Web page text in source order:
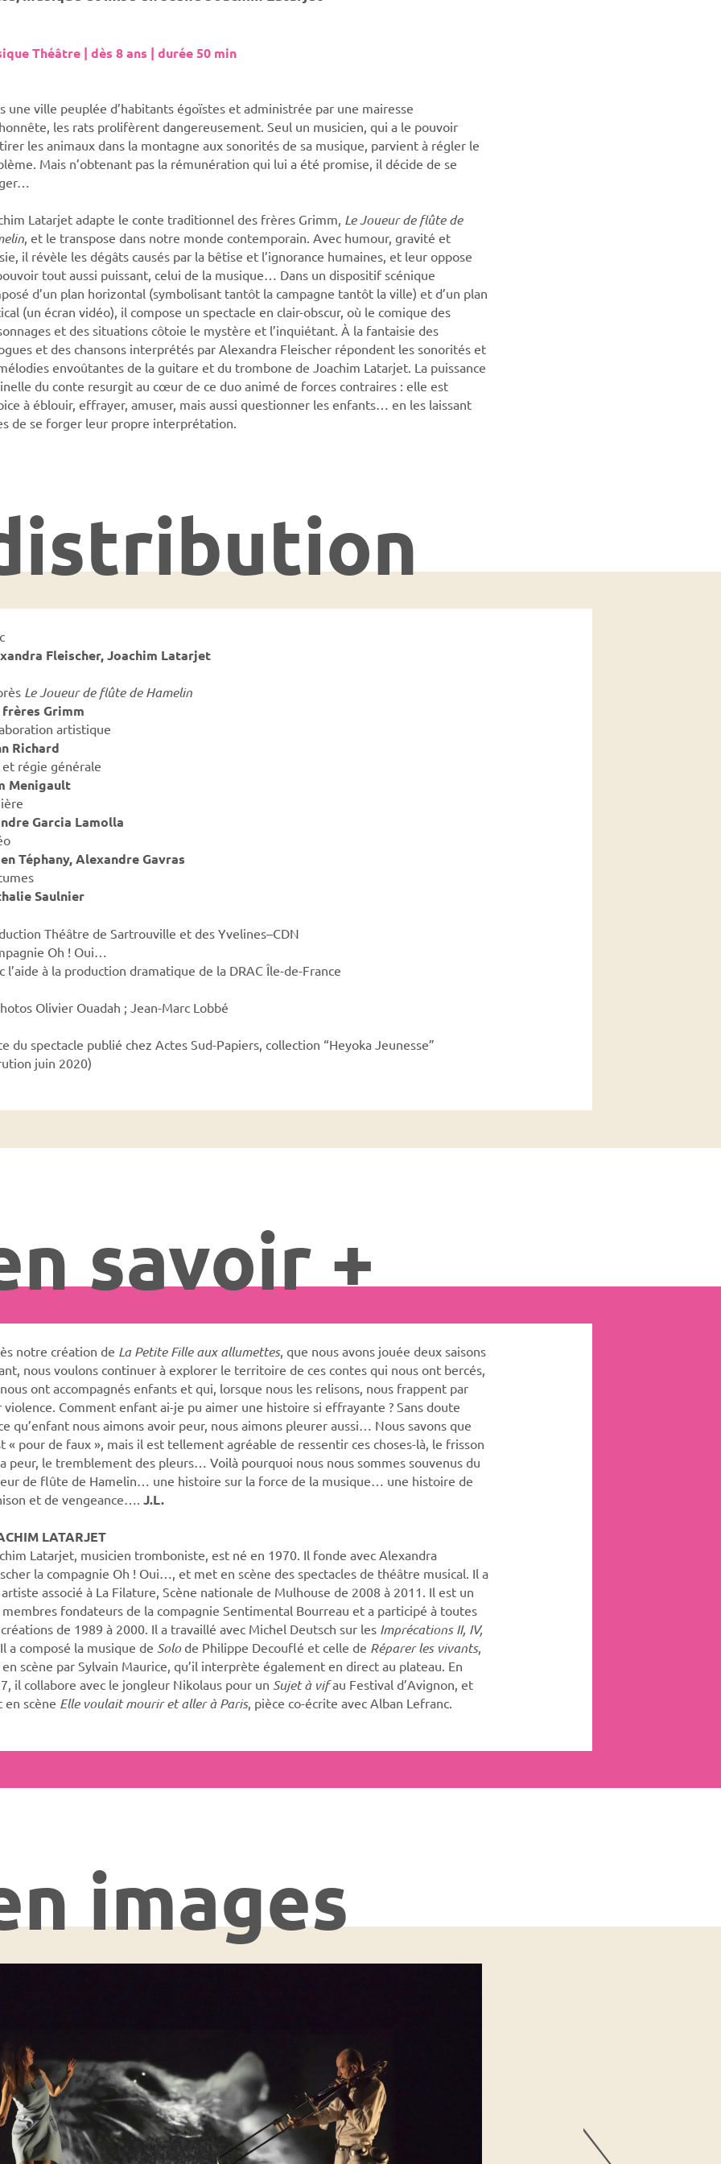
Théâtre | dès 8 ans | durée 50 min
une ville peuplée d’habitants égoïstes et administrée par une mairesse
les rats prolifèrent dangereusement. Seul un musicien, qui a le pouvoir
les animaux dans la montagne aux sonorités de sa musique, parvient à régler le
Mais n’obtenant pas la rémunération qui lui a été promise, il décide de se
Latarjet adapte le conte traditionnel des frères Grimm, Le Joueur de flûte de
, et le transpose dans notre monde contemporain. Avec humour, gravité et
il révèle les dégâts causés par la bêtise et l’ignorance humaines, et leur oppose
tout aussi puissant, celui de la musique… Dans un dispositif scénique
d’un plan horizontal (symbolisant tantôt la campagne tantôt la ville) et d’un plan
(un écran vidéo), il compose un spectacle en clair-obscur, où le comique des
et des situations côtoie le mystère et l’inquiétant. À la fantaisie des
et des chansons interprétés par Alexandra Fleischer répondent les sonorités et
envoûtantes de la guitare et du trombone de Joachim Latarjet. La puissance
du conte resurgit au cœur de ce duo animé de forces contraires : elle est
à éblouir, effrayer, amuser, mais aussi questionner les enfants… en les laissant
de se forger leur propre interprétation.
Fleischer, Joachim Latarjet
Le Joueur de flûte de Hamelin
frères Grimm
artistique
Richard
et régie générale
Menigault
Garcia Lamolla
Téphany, Alexandre Gavras
Saulnier
Théâtre de Sartrouville et des Yvelines–CDN
Oh ! Oui…
l’aide à la production dramatique de la DRAC Île-de-France
Olivier Ouadah ; Jean-Marc Lobbé
du spectacle publié chez Actes Sud-Papiers, collection “Heyoka Jeunesse”
juin 2020)
savoir +
notre création de La Petite Fille aux allumettes, que nous avons jouée deux saisons
nous voulons continuer à explorer le territoire de ces contes qui nous ont bercés,
ont accompagnés enfants et qui, lorsque nous les relisons, nous frappent par
violence. Comment enfant ai-je pu aimer une histoire si effrayante ? Sans doute
qu’enfant nous aimons avoir peur, nous aimons pleurer aussi… Nous savons que
« pour de faux », mais il est tellement agréable de ressentir ces choses-là, le frisson
peur, le tremblement des pleurs… Voilà pourquoi nous nous sommes souvenus du
de flûte de Hamelin… une histoire sur la force de la musique… une histoire de
et de vengeance…. J.L.
LATARJET
Latarjet, musicien tromboniste, est né en 1970. Il fonde avec Alexandra
la compagnie Oh ! Oui…, et met en scène des spectacles de théâtre musical. Il a
associé à La Filature, Scène nationale de Mulhouse de 2008 à 2011. Il est un
membres fondateurs de la compagnie Sentimental Bourreau et a participé à toutes
créations de 1989 à 2000. Il a travaillé avec Michel Deutsch sur les Imprécations II, IV,
a composé la musique de Solode Philippe Decouflé et celle de Réparer les vivants,
en scène par Sylvain Maurice, qu’il interprète également en direct au plateau. En
il collabore avec le jongleur Nikolaus pour un Sujet à vifau Festival d’Avignon, et
en scène Elle voulait mourir et aller à Paris, pièce co-écrite avec Alban Lefranc.
images